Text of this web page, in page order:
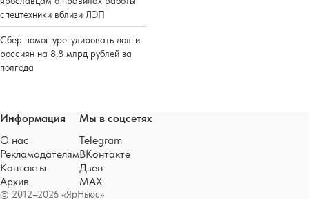
спецтехники вблизи ЛЭП
Сбер помог урегулировать долги
россиян на 8,8 млрд рублей за
полгода
© 2012–2026 «ЯрНьюс»
Информация
О нас
Рекламодателям
Контакты
Архив
Мы в соцсетях
Telegram
ВКонтакте
Дзен
MAX